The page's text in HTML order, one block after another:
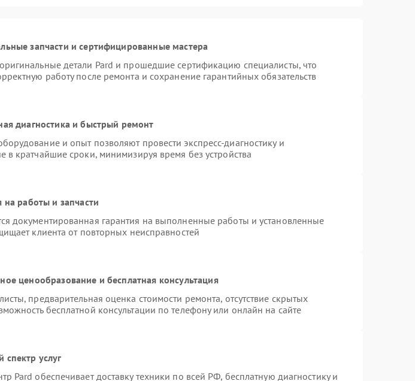
запчасти и сертифицированные мастера
детали Pard и прошедшие сертификацию специалисты, что
работу после ремонта и сохранение гарантийных обязательств
диагностика и быстрый ремонт
и опыт позволяют провести экспресс-диагностику и
в кратчайшие сроки, минимизируя время без устройства
на работы и запчасти
документированная гарантия на выполненные работы и установленные
клиента от повторных неисправностей
ценообразование и бесплатная консультация
предварительная оценка стоимости ремонта, отсутствие скрытых
бесплатной консультации по телефону или онлайн на сайте
услуг
Pard обеспечивает доставку техники по всей РФ, бесплатную диагностику и